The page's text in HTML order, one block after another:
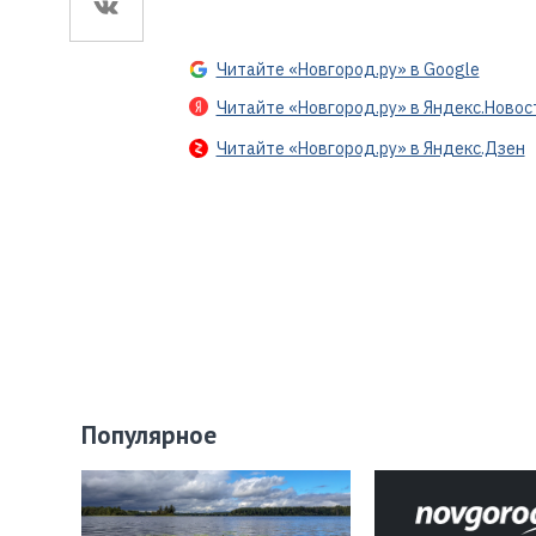
Читайте «Новгород.ру» в Google
Читайте «Новгород.ру» в
Читайте «Новгород.ру» в Яндекс.Дзен
Популярное